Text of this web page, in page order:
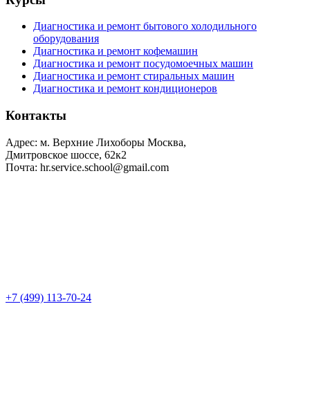
Диагностика и ремонт бытового холодильного
оборудования
Диагностика и ремонт кофемашин
Диагностика и ремонт посудомоечных машин
Диагностика и ремонт стиральных машин
Диагностика и ремонт кондиционеров
Контакты
Адрес: м. Верхние Лихоборы Москва,
Дмитровское шоссе, 62к2
Почта: hr.service.school@gmail.com
+7 (499) 113-70-24